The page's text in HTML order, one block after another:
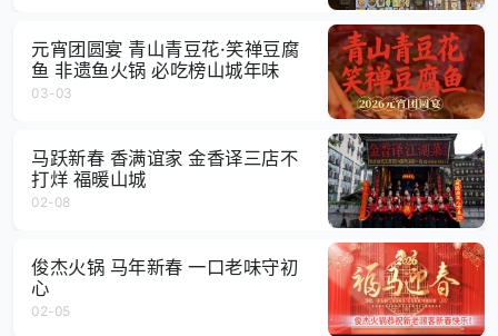
元宵团圆宴 青山青豆花·笑禅豆腐
鱼 非遗鱼火锅 必吃榜山城年味
03-03
马跃新春 香满谊家 金香译三店不
打烊 福暖山城
02-08
俊杰火锅 马年新春 一口老味守初
心
02-05